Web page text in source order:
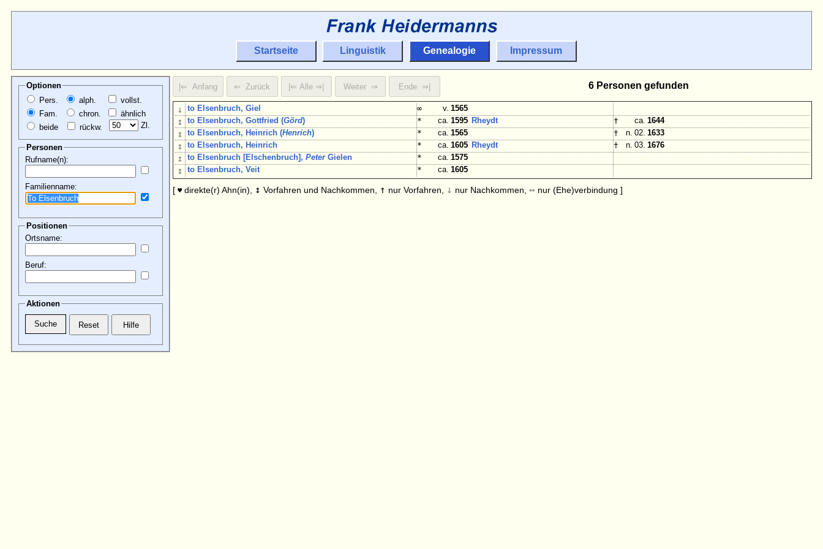
Startseite Linguistik Genealogie Impressum
Optionen
Pers.
Fam.
beide
alph.
chron.
rückw.
vollst.
ähnlich
Zl.
Personen
Rufname(n):
Familienname:
Positionen
Ortsname:
Beruf:
Aktionen
6 Personen gefunden
↓ to Elsenbruch, Giel ∞ v. 1565
↕ to Elsenbruch, Gottfried (Görd) * ca. 1595 Rheydt † ca. 1644
↕ to Elsenbruch, Heinrich (Henrich) * ca. 1565 † n. 02. 1633
↕ to Elsenbruch, Heinrich * ca. 1605 Rheydt † n. 03. 1676
↕ to Elsenbruch [Elschenbruch],PeterGielen * ca. 1575
↕ to Elsenbruch, Veit * ca. 1605
[ ♥ direkte(r) Ahn(in), ↕ Vorfahren und Nachkommen, ↑ nur Vorfahren, ↓ nur Nachkommen, ↔ nur (Ehe)verbindung ]